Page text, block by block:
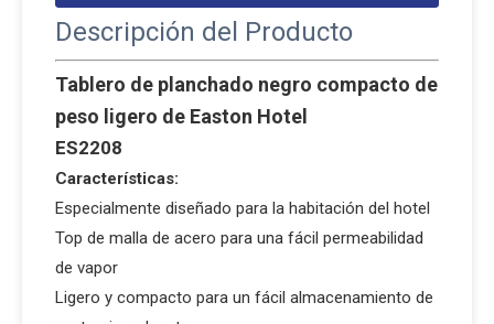
Descripción del Producto
Tablero de planchado negro compacto de
peso ligero de Easton Hotel
ES2208
Características:
Especialmente diseñado para la habitación del hotel
Top de malla de acero para una fácil permeabilidad
de vapor
Ligero y compacto para un fácil almacenamiento de